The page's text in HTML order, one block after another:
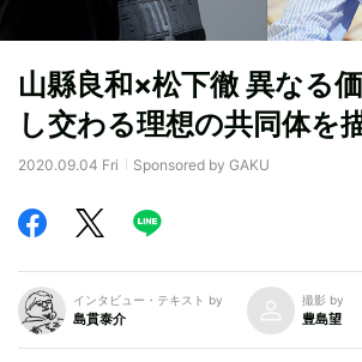
山縣良和×松下徹 異なる
し交わる理想の共同体を
2020.09.04 Fri Sponsored by GAKU
インタビュー・テキスト by
島貫泰介
撮影 by
豊島望